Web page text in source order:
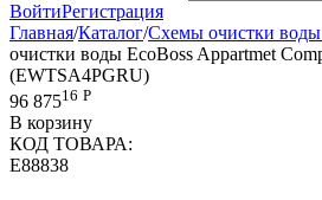
ВойтиРегистрация
Главная/Каталог/Схемы очистки воды
очистки воды EcoBoss Appartmet
(EWTSA4PGRU)
96 87516 Р
В корзину
КОД ТОВАРА:
E88838